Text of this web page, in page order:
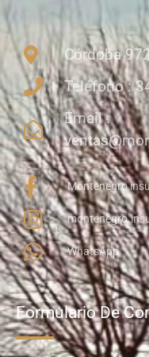
Córdoba
Teléfono :
Email :
Montenegro
WhatsApp
Formulario De